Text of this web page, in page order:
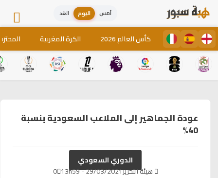
أمس اليوم الغد
كأس العالم 2026 الكرة المغربية
عودة الجماهير إلى الملاعب السعودية بنسبة
40%
الدوري السعودي
هيئة التحرير29/03/2021 - 13h59
0